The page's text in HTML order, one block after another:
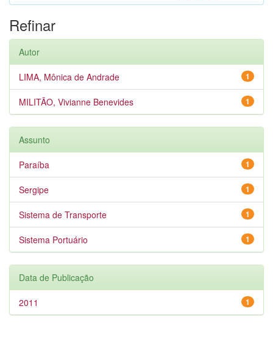
Refinar
Autor
1
LIMA, Mônica de Andrade
1
MILITÃO, Vivianne Benevides
Assunto
1
Paraíba
1
Sergipe
1
Sistema de Transporte
1
Sistema Portuário
Data de Publicação
1
2011